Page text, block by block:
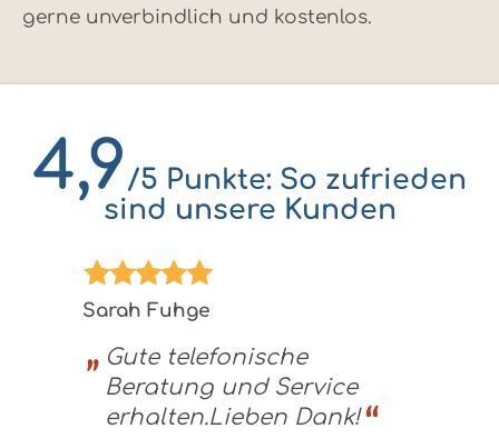
gerne unverbindlich und kostenlos.
4,9/5 Punkte: So zufrieden
sind unsere Kunden
Sarah Fuhge
Gute telefonische
Beratung und Service
erhalten.Lieben Dank!